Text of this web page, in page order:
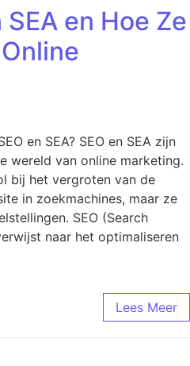
en Hoe Ze
en SEA? SEO en SEA zijn
wereld van online marketing.
bij het vergroten van de
in zoekmachines, maar ze
SEO (Search
naar het optimaliseren
Lees Meer